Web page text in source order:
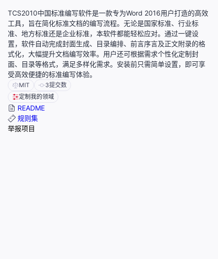
TCS2010中国标准编写软件是一款专为Word 2016用户打造的高效
工具，旨在简化标准文档的编写流程。无论是国家标准、行业标
准、地方标准还是企业标准，本软件都能轻松应对。通过一键设
置，软件自动完成封面生成、目录编排、前言序言及正文附录的格
式化，大幅提升文档编写效率。用户还可根据需求个性化定制封
面、目录等格式，满足多样化需求。安装前只需简单设置，即可享
受高效便捷的标准编写体验。
MIT 3提交数
定制我的领域
README
规则集
举报项目